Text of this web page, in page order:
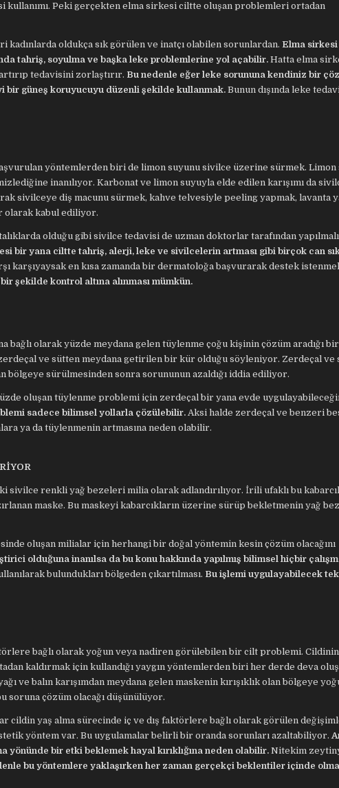
kullanımı. Peki gerçekten elma sirkesi ciltte oluşan problemleri ortadan
kadınlarda oldukça sık görülen ve inatçı olabilen sorunlardan. Elma
tahriş, soyulma ve başka leke problemlerine yol açabilir. Hatta elma
tedavisini zorlaştırır. Bu nedenle eğer leke sorununa kendiniz bir
bir güneş koruyucuyu düzenli şekilde kullanmak. Bunun dışında leke
yöntemlerden biri de limon suyunu sivilce üzerine sürmek. Limon
inanılıyor. Karbonat ve limon suyuyla elde edilen karışımı da
sivilceye diş macunu sürmek, kahve telvesiyle peeling yapmak, lavanta
olarak kabul ediliyor.
olduğu gibi sivilce tedavisi de uzman doktorlar tarafından
bir yana ciltte tahriş, alerji, leke ve sivilcelerin artması gibi birçok can
karşıyaysak en kısa zamanda bir dermatoloğa başvurarak destek
şekilde kontrol altına alınması mümkün.
olarak yüzde meydana gelen tüylenme çoğu kişinin çözüm aradığı
ve sütten meydana getirilen bir kür olduğu söyleniyor. Zerdeçal ve
bölgeye sürülmesinden sonra sorununun azaldığı iddia ediliyor.
oluşan tüylenme problemi için zerdeçal bir yana evde
sadece bilimsel yollarla çözülebilir. Aksi halde zerdeçal ve benzeri
ya da tüylenmenin artmasına neden olabilir.
renkli yağ bezeleri milia olarak adlandırılıyor. İrili ufaklı bu
maske. Bu maskeyi kabarcıkların üzerine sürüp bekletmenin yağ
oluşan milialar için herhangi bir doğal yöntemin kesin çözüm olacağını
olduğuna inanılsa da bu konu hakkında yapılmış bilimsel hiçbir
bulundukları bölgeden çıkartılması. Bu işlemi uygulayabilecek
bağlı olarak yoğun veya nadiren görülebilen bir cilt problemi. Cildinin
kaldırmak için kullandığı yaygın yöntemlerden biri her derde deva
ve balın karışımdan meydana gelen maskenin kırışıklık olan bölgeye
soruna çözüm olacağı düşünülüyor.
cildin yaş alma sürecinde iç ve dış faktörlere bağlı olarak görülen
yöntem var. Bu uygulamalar belirli bir oranda sorunları azaltabiliyor.
yönünde bir etki beklemek hayal kırıklığına neden olabilir. Nitekim
bu yöntemlere yaklaşırken her zaman gerçekçi beklentiler içinde